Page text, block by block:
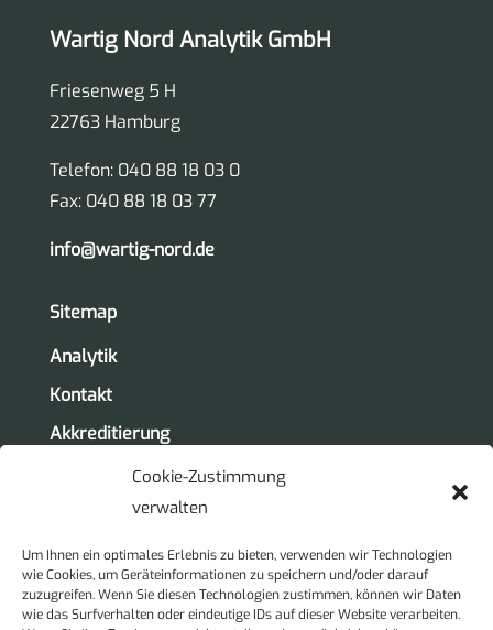
Cookie-Zustimmung
verwalten
Um Ihnen ein optimales Erlebnis zu bieten, verwenden wir Technologien
wie Cookies, um Geräteinformationen zu speichern und/oder darauf
zuzugreifen. Wenn Sie diesen Technologien zustimmen, können wir Daten
wie das Surfverhalten oder eindeutige IDs auf dieser Website verarbeiten.
Wartig Nord Analytik GmbH
Friesenweg 5 H
22763 Hamburg
Telefon: 040 88 18 03 0
Fax: 040 88 18 03 77
info@wartig-nord.de
Sitemap
Analytik
Kontakt
Akkreditierung
Beraten Planen Begutachten
Karriere